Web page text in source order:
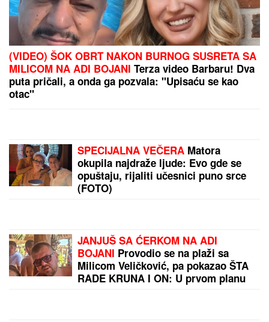
(VIDEO) ŠOK OBRT NAKON BURNOG SUSRETA SA
MILICOM NA ADI BOJANI Terza video Barbaru! Dva
puta pričali, a onda ga pozvala: "Upisaću se kao
otac"
SPECIJALNA VEČERA Matora
okupila najdraže ljude: Evo gde se
opuštaju, rijaliti učesnici puno srce
(FOTO)
JANJUŠ SA ĆERKOM NA ADI
BOJANI Provodio se na plaži sa
Milicom Veličković, pa pokazao ŠTA
RADE KRUNA I ON: U prvom planu